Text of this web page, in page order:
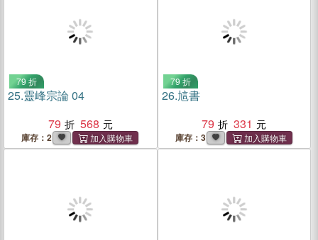
79 折
25.靈峰宗論 04
79
568
庫存：2
79 折
26.訄書
79
331
庫存：3